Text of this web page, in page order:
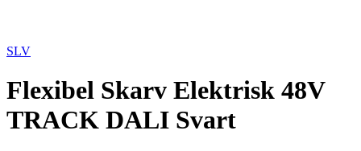
SLV
Flexibel Skarv Elektrisk 48V
TRACK DALI Svart